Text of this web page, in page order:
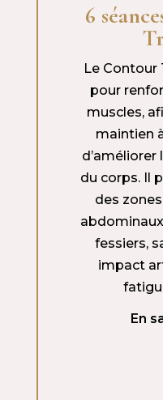
6
Le Contour
pour
muscles,
maintien
du corps. Il
des
fessiers,
impact
En